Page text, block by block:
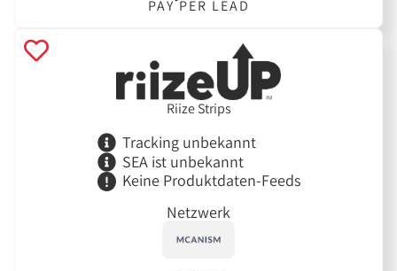
PAY PER LEAD
Riize Strips
Tracking unbekannt
SEA ist unbekannt
Keine Produktdaten-Feeds
Netzwerk